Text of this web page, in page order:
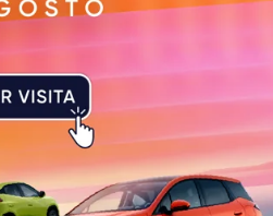
Guimarães: Câmara Municipal,
a todas as freguesias do
Araújo, candidato à